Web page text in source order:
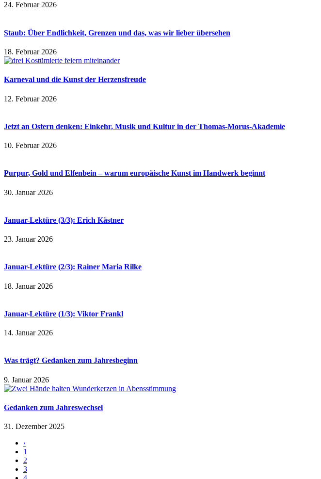
24. Februar 2026
Staub: Über Endlichkeit, Grenzen und das, was wir lieber übersehen
18. Februar 2026
Karneval und die Kunst der Herzensfreude
12. Februar 2026
Jetzt an Ostern denken: Einkehr, Musik und Kultur in der Thomas-Morus-Akademie
10. Februar 2026
Purpur, Gold und Elfenbein – warum europäische Kunst im Handwerk beginnt
30. Januar 2026
Januar-Lektüre (3/3): Erich Kästner
23. Januar 2026
Januar-Lektüre (2/3): Rainer Maria Rilke
18. Januar 2026
Januar-Lektüre (1/3): Viktor Frankl
14. Januar 2026
Was trägt? Gedanken zum Jahresbeginn
9. Januar 2026
Gedanken zum Jahreswechsel
31. Dezember 2025
‹
1
2
3